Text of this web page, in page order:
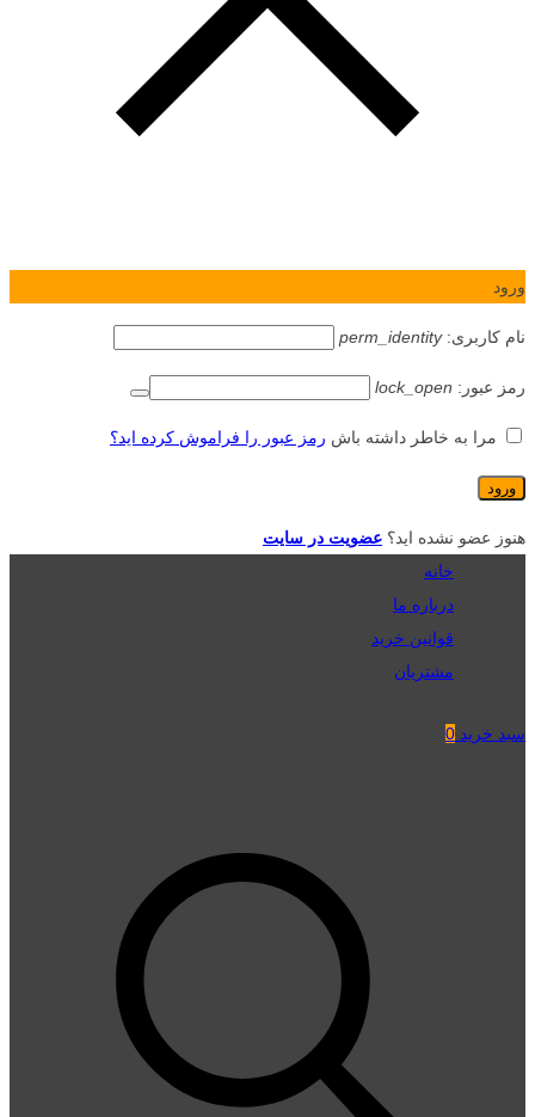
ورود
نام کاربری:perm_identity
رمز عبور: lock_open
مرا به خاطر داشته باش رمز عبور را فراموش کرده اید؟
هنوز عضو نشده اید؟ عضویت در سایت
خانه
درباره ما
قوانین خرید
مشتریان
سبد خرید 0